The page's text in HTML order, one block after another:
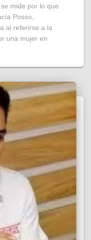
mide por lo que
Posso,
al referirse a la
una mujer en